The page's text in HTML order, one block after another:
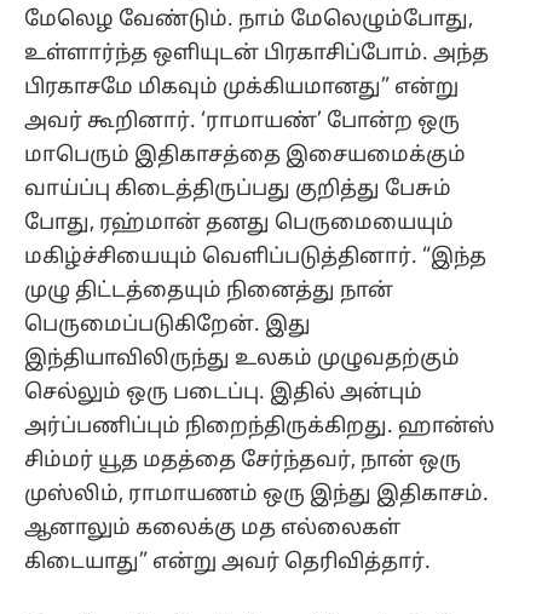
மேலெழ வேண்டும். நாம் மேலெழும்போது,
உள்ளார்ந்த ஒளியுடன் பிரகாசிப்போம். அந்த
பிரகாசமே மிகவும் முக்கியமானது” என்று
அவர் கூறினார். ‘ராமாயண்’ போன்ற ஒரு
மாபெரும் இதிகாசத்தை இசையமைக்கும்
வாய்ப்பு கிடைத்திருப்பது குறித்து பேசும்
போது, ரஹ்மான் தனது பெருமையையும்
மகிழ்ச்சியையும் வெளிப்படுத்தினார். “இந்த
முழு திட்டத்தையும் நினைத்து நான்
பெருமைப்படுகிறேன். இது
இந்தியாவிலிருந்து உலகம் முழுவதற்கும்
செல்லும் ஒரு படைப்பு. இதில் அன்பும்
அர்ப்பணிப்பும் நிறைந்திருக்கிறது. ஹான்ஸ்
சிம்மர் யூத மதத்தை சேர்ந்தவர், நான் ஒரு
முஸ்லிம், ராமாயணம் ஒரு இந்து இதிகாசம்.
ஆனாலும் கலைக்கு மத எல்லைகள்
கிடையாது” என்று அவர் தெரிவித்தார்.